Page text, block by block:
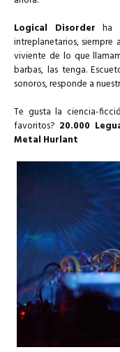
Logical Disorder ha
intreplanetarios, siempre
viviente de lo que
barbas, las tenga.
sonoros, responde a
Te gusta la ciencia-
favoritos? 20.000
Metal Hurlant